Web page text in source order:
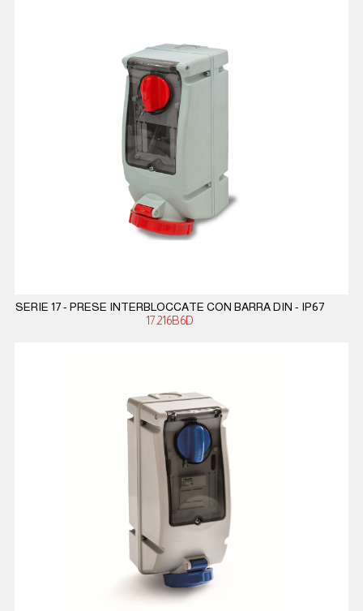
SERIE 17 - PRESE INTERBLOCCATE CON BARRA DIN - IP67
17.216B6D